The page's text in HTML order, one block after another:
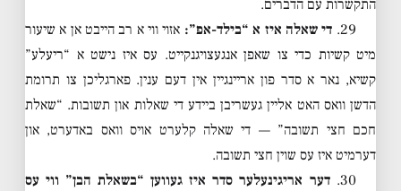
התקשרות עם הדברים.
29. די שאלה איז א “בילד-אפ”: אזוי ווי א רב הייבט אן א שיעור
מיט קשיות כדי צו שאפן אנגעצויגנקייט. עס איז נישט א “ריעלע”
קשיא, נאר א סדר פון אריינגיין אין דעם ענין. פארגליכן צו תרומת
הדשן וואס האט אליין געשריבן ביידע די שאלות און תשובות. “שאלת
חכם חצי תשובה” — די שאלה קלערט אויס וואס באדערט, און
דערמיט איז עס שוין חצי תשובה.
30. דער אריגינעלער סדר איז געווען “בשאלת הבן” ווי עס